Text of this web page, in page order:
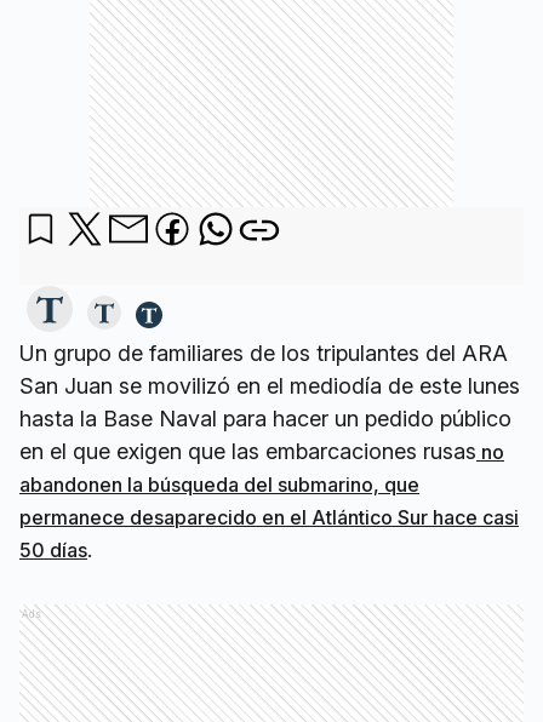
Un grupo de familiares de los tripulantes del ARA
San Juan se movilizó en el mediodía de este lunes
hasta la Base Naval para hacer un pedido público
en el que exigen que las embarcaciones rusas no
abandonen la búsqueda del submarino, que
permanece desaparecido en el Atlántico Sur hace casi
50 días.
Ads